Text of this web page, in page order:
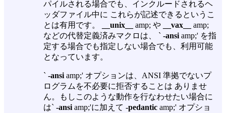
パイルされる場合でも、インクルードされるヘ
ッダファイル中に これらが記述できるというこ
とは有用です。
__unix__ amp; や __vax__
amp;
などの代替定義済みマクロは、 ` -ansi amp;' を指
定する場合でも指定しない場合でも、利用可能
となっています。
` -ansi amp;' オプションは、ANSI 準拠でないプ
ログラムを不必要に拒否することは ありませ
ん。もしこのような動作を行なわせたい場合に
は` -ansi amp;'に加えて -pedantic amp;' オプショ